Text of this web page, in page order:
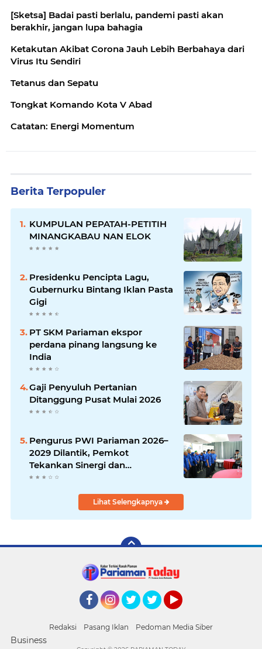
[Sketsa] Badai pasti berlalu, pandemi pasti akan
berakhir, jangan lupa bahagia
Ketakutan Akibat Corona Jauh Lebih Berbahaya dari
Virus Itu Sendiri
Tetanus dan Sepatu
Tongkat Komando Kota V Abad
Catatan: Energi Momentum
Berita Terpopuler
KUMPULAN PEPATAH-PETITIH
MINANGKABAU NAN ELOK
Presidenku Pencipta Lagu,
Gubernurku Bintang Iklan Pasta
Gigi
PT SKM Pariaman ekspor
perdana pinang langsung ke
India
Gaji Penyuluh Pertanian
Ditanggung Pusat Mulai 2026
Pengurus PWI Pariaman 2026–
2029 Dilantik, Pemkot
Tekankan Sinergi dan
Profesionalisme Pers
Lihat Selengkapnya
Redaksi Pasang Iklan Pedoman Media Siber
Business